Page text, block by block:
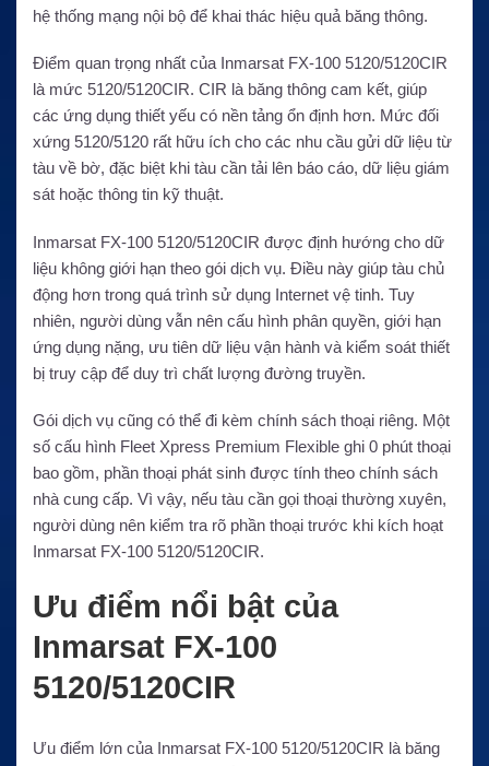
hệ thống mạng nội bộ để khai thác hiệu quả băng thông.
Điểm quan trọng nhất của Inmarsat FX-100 5120/5120CIR
là mức 5120/5120CIR. CIR là băng thông cam kết, giúp
các ứng dụng thiết yếu có nền tảng ổn định hơn. Mức đối
xứng 5120/5120 rất hữu ích cho các nhu cầu gửi dữ liệu từ
tàu về bờ, đặc biệt khi tàu cần tải lên báo cáo, dữ liệu giám
sát hoặc thông tin kỹ thuật.
Inmarsat FX-100 5120/5120CIR được định hướng cho dữ
liệu không giới hạn theo gói dịch vụ. Điều này giúp tàu chủ
động hơn trong quá trình sử dụng Internet vệ tinh. Tuy
nhiên, người dùng vẫn nên cấu hình phân quyền, giới hạn
ứng dụng nặng, ưu tiên dữ liệu vận hành và kiểm soát thiết
bị truy cập để duy trì chất lượng đường truyền.
Gói dịch vụ cũng có thể đi kèm chính sách thoại riêng. Một
số cấu hình Fleet Xpress Premium Flexible ghi 0 phút thoại
bao gồm, phần thoại phát sinh được tính theo chính sách
nhà cung cấp. Vì vậy, nếu tàu cần gọi thoại thường xuyên,
người dùng nên kiểm tra rõ phần thoại trước khi kích hoạt
Inmarsat FX-100 5120/5120CIR.
Ưu điểm nổi bật của
Inmarsat FX-100
5120/5120CIR
Ưu điểm lớn của Inmarsat FX-100 5120/5120CIR là băng